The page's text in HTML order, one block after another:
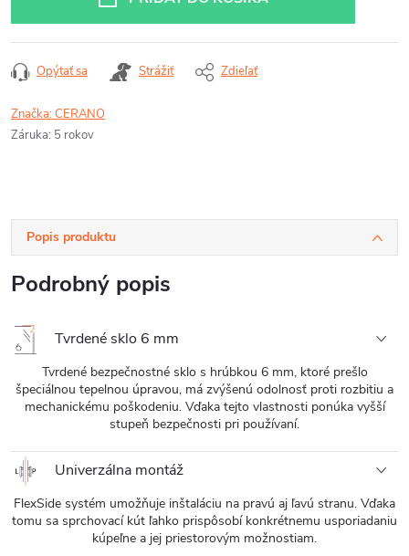
Opýtať sa Strážiť Zdieľať
Značka:CERANO
Záruka: 5 rokov
Popis produktu
Podrobný popis
Tvrdené sklo 6 mm
Tvrdené bezpečnostné sklo s hrúbkou 6 mm, ktoré prešlo
špeciálnou tepelnou úpravou, má zvýšenú odolnosť proti rozbitiu a
mechanickému poškodeniu. Vďaka tejto vlastnosti ponúka vyšší
stupeň bezpečnosti pri používaní.
Univerzálna montáž
FlexSide systém umožňuje inštaláciu na pravú aj ľavú stranu. Vďaka
tomu sa sprchovací kút ľahko prispôsobí konkrétnemu usporiadaniu
kúpeľne a jej priestorovým možnostiam.